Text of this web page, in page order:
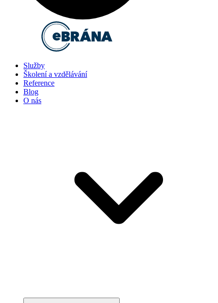
Služby
Školení a vzdělávání
Reference
Blog
O nás